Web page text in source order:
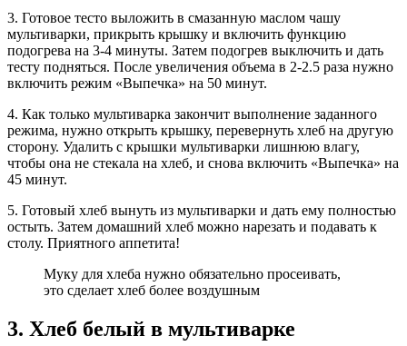
3. Готовое тесто выложить в смазанную маслом чашу
мультиварки, прикрыть крышку и включить функцию
подогрева на 3-4 минуты. Затем подогрев выключить и дать
тесту подняться. После увеличения объема в 2-2.5 раза нужно
включить режим «Выпечка» на 50 минут.
4. Как только мультиварка закончит выполнение заданного
режима, нужно открыть крышку, перевернуть хлеб на другую
сторону. Удалить с крышки мультиварки лишнюю влагу,
чтобы она не стекала на хлеб, и снова включить «Выпечка» на
45 минут.
5. Готовый хлеб вынуть из мультиварки и дать ему полностью
остыть. Затем домашний хлеб можно нарезать и подавать к
столу. Приятного аппетита!
Муку для хлеба нужно обязательно просеивать,
это сделает хлеб более воздушным
3. Хлеб белый в мультиварке